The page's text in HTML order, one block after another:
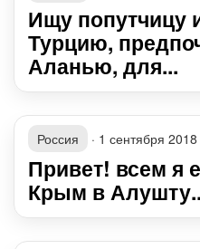
Ищу попутчицу
Турцию,
Аланью, для...
Россия · 1 сентября 2018
Привет! всем я
Крым в